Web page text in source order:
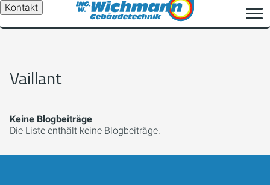
Kontakt
Vaillant
Keine Blogbeiträge
Die Liste enthält keine Blogbeiträge.